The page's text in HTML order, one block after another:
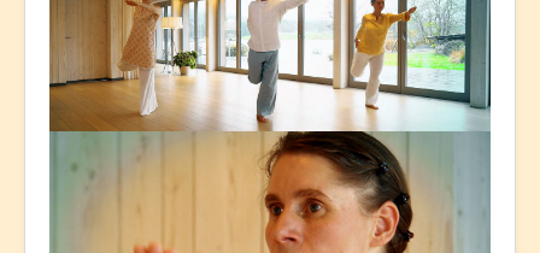
Kontakt